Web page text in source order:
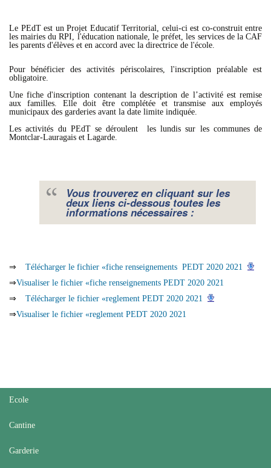
Le PEdT est un Projet Educatif Territorial, celui-ci est co-construit entre
les mairies du RPI, l'éducation nationale, le préfet, les services de la CAF
les parents d'élèves et en accord avec la directrice de l'école.
Pour bénéficier des activités périscolaires, l'inscription préalable est
obligatoire.
Une fiche d'inscription contenant la description de l’activité est remise
aux familles. Elle doit être complétée et transmise aux employés
municipaux des garderies avant la date limite indiquée.
Les activités du PEdT se déroulent les lundis sur les communes de
Montclar-Lauragais et Lagarde.
Vous trouverez en cliquant sur les
deux liens ci-dessous toutes les
informations nécessaires :
⇒
Télécharger le fichier «fiche renseignements PEDT 2020 2021
⇒Visualiser le fichier «fiche renseignements PEDT 2020 2021
⇒
Télécharger le fichier «reglement PEDT 2020 2021
⇒Visualiser le fichier «reglement PEDT 2020 2021
Ecole
Cantine
Garderie